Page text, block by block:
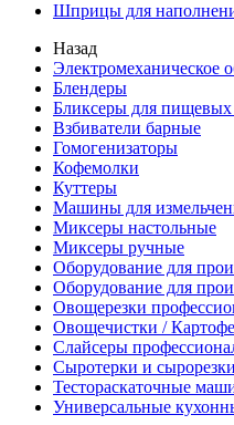
Шприцы для
Назад
Электромеханическое
Блендеры
Бликсеры для пищевых
Взбиватели барные
Гомогенизаторы
Кофемолки
Куттеры
Машины для
Миксеры настольные
Миксеры ручные
Оборудование для
Оборудование для
Овощерезки
Овощечистки /
Слайсеры
Сыротерки и сырорезки
Тестораскаточные
Универсальные